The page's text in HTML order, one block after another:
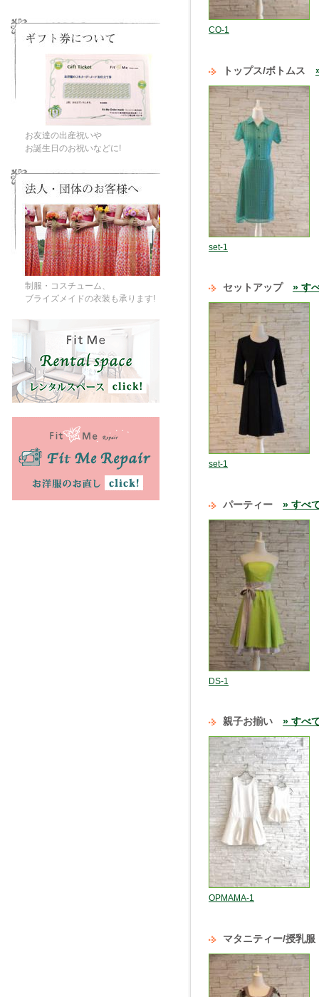
CO-1
トップス/ボトムス
set-1
セットアップ » す
set-1
パーティー » すべ
DS-1
親子お揃い » すべ
OPMAMA-1
マタニティー/授乳
お友達の出産祝いや
お誕生日のお祝いなどに!
制服・コスチューム、
ブライズメイドの衣装も承ります!